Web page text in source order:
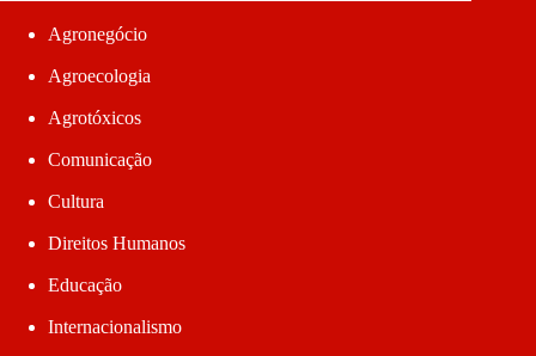
Agronegócio
Agroecologia
Agrotóxicos
Comunicação
Cultura
Direitos Humanos
Educação
Internacionalismo